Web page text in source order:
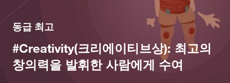
동급 최고
#Creativity(크리에이티브상): 최고의
창의력을 발휘한 사람에게 수여